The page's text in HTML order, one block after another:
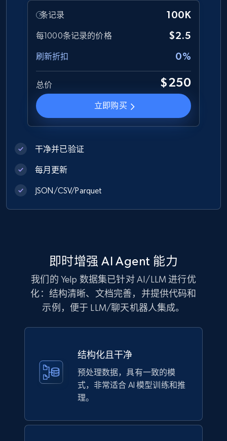
currency, Revenue text, Stock symbol, and more.
Business
Glassdoor job listings information
URL, Company url overview, Company name,
overview, Company headquarters, and more.
2.5K+ 339+ 立即购买
G2 software product overview
URL, Product name, Product id, Rating,
Description, Product url, Seller, Ownership, and
more.
Business Enriched
239+
Company name, Review id, Review date, Review
条记录 100K
每1000条记录的价格 $2.5
刷新折扣 0%
总价 $250
立即购买
干净并已验证
每月更新
JSON/CSV/Parquet
即时增强 AI Agent 能力
我们的 Yelp 数据集已针对 AI/LLM 进行优
化：结构清晰、文档完善，并提供代码和
示例，便于 LLM/聊天机器人集成。
结构化且干净
预处理数据，具有一致的模
式，非常适合 AI 模型训练和推
理。